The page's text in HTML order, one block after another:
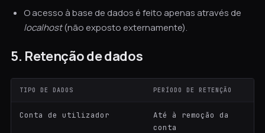
O acesso à base de dados é feito apenas através de
localhost(não exposto externamente).
5. Retenção de dados
TIPO DE DADOS PERÍODO DE RETENÇÃO
Conta de utilizador
Até à remoção da
conta